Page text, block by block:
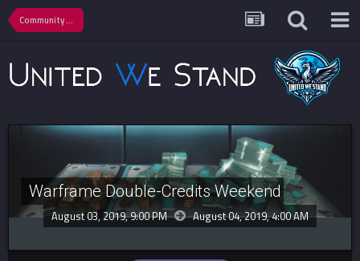
Community Calendar
Warframe Double-Credits Weekend
August 03, 2019, 9:00 PM August 04, 2019,4:00 AM